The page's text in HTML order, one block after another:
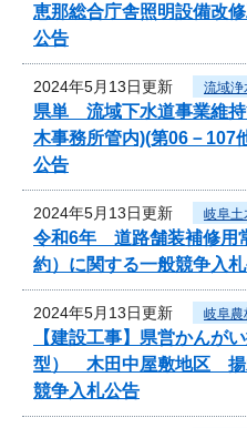
恵那総合庁舎照明設備改
公告
2024年5月13日更新 流域浄
県単 流域下水道事業維
木事務所管内)(第06－107
公告
2024年5月13日更新 岐阜土
令和6年 道路舗装補修用
約）に関する一般競争入
2024年5月13日更新 岐阜農
【建設工事】県営かんが
型） 木田中屋敷地区 揚
競争入札公告